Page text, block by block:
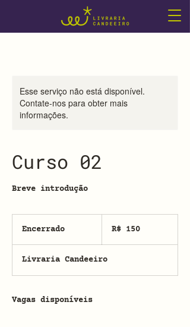
Esse serviço não está disponível.
Contate-nos para obter mais
informações.
Curso 02
Breve introdução
Encerrado
e
r
a
brasileiros
R$ 150
Livraria Candeeiro
Vagas disponíveis